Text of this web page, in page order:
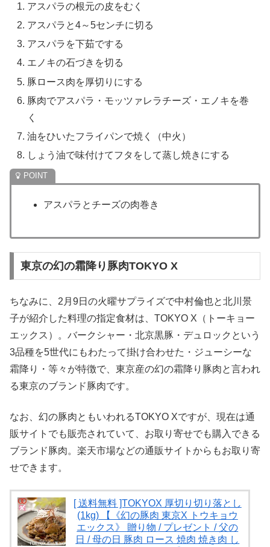
アスパラの根元の皮をむく
アスパラと4～5センチに切る
アスパラを下茹でする
エノキの石づきを切る
豚ロース肉を厚切りにする
豚肉でアスパラ・モッツァレラチーズ・エノキを巻
く
油をひいたフライパンで焼く（中火）
しょう油で味付けてフタをして蒸し焼きにする
アスパラとチーズの肉巻き
東京の幻の霜降り豚肉TOKYO X
ちなみに、2月9日の火曜サプライズで中村倫也と北川景
子が紹介した料理の指定食材は、TOKYO X（トーキョー
エックス）。バークシャー・北京黒豚・デュロックという
3品種を5世代にもわたって掛け合わせた・ジューシーな
霜降り・等々が特徴で、東京産の幻の霜降り豚肉と言われ
る東京のブランド豚肉です。
なお、幻の豚肉ともいわれるTOKYO Xですが、現在は通
販サイトでも販売されていて、お取り寄せでも購入できる
ブランド豚肉。楽天市場などの通販サイトからもお取り寄
せできます。
[ 送料無料 ]TOKYOX 厚切り切り落とし
(1kg) 【《幻の豚肉 東京X トウキョウ
エックス》 贈り物 / プレゼント / 父の
日 / 母の日 豚肉 ロース 焼肉 焼き肉 し